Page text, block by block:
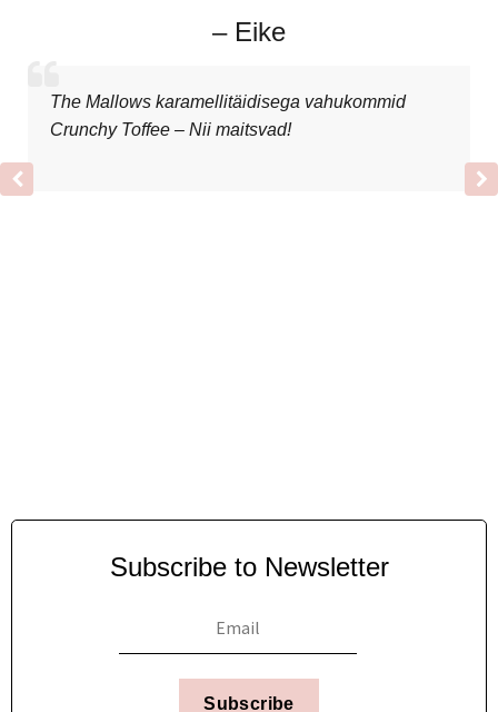
– Eike
The Mallows karamellitäidisega vahukommid
Crunchy Toffee – Nii maitsvad!
Subscribe to Newsletter
Subscribe